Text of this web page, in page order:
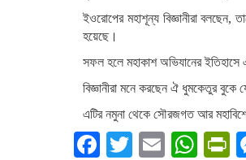
ইওরোপের মহাশূন্য বিজ্ঞানীরা বলছেন,
হয়েছে।
সফল হলে মহাকাশ অভিযানের
বিজ্ঞানীরা মনে করছেন ঐ ধুমকেতুর
এটির নমুনা থেকে সৌরজগত আর
Facebook
TwitterEmail